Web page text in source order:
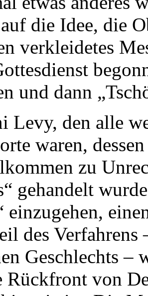
die Idee, die
verkleidetes
und dann
Levy, den alle
waren,
zu
gehandelt
einzugehen,
des
Geschlechts –
Rückfront von